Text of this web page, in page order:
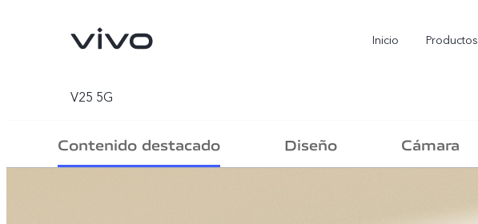
Inicio Productos
V25 5G
Contenido destacado Diseño Cámara